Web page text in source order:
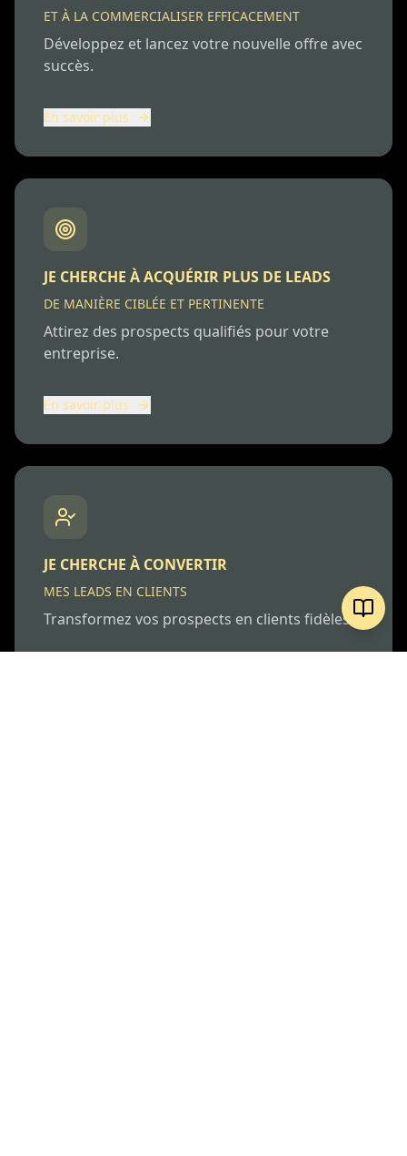
ET À LA COMMERCIALISER EFFICACEMENT
Développez et lancez votre nouvelle offre avec
succès.
En savoir plus
JE CHERCHE À ACQUÉRIR PLUS DE LEADS
DE MANIÈRE CIBLÉE ET PERTINENTE
Attirez des prospects qualifiés pour votre
entreprise.
En savoir plus
JE CHERCHE À CONVERTIR
MES LEADS EN CLIENTS
Transformez vos prospects en clients fidèles.